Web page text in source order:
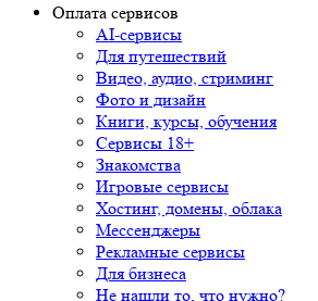
Оплата сервисов
AI-сервисы
Для путешествий
Видео, аудио, стриминг
Фото и дизайн
Книги, курсы, обучения
Сервисы 18+
Знакомства
Игровые сервисы
Хостинг, домены, облака
Мессенджеры
Рекламные сервисы
Для бизнеса
Не нашли то, что нужно?